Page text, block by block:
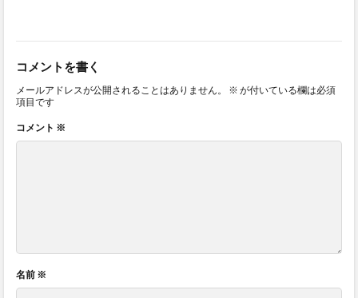
コメントを書く
メールアドレスが公開されることはありません。 ※ が付いている欄は必須
項目です
コメント ※
名前 ※